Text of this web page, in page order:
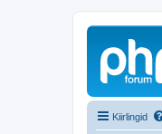
Kiirlingid